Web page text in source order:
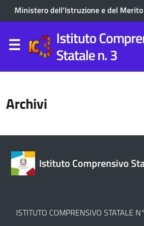
Ministero dell'Istruzione e del Merito
Istituto
Statale n. 3
Archivi
Istituto Comprensivo
ISTITUTO COMPRENSIVO STATALE